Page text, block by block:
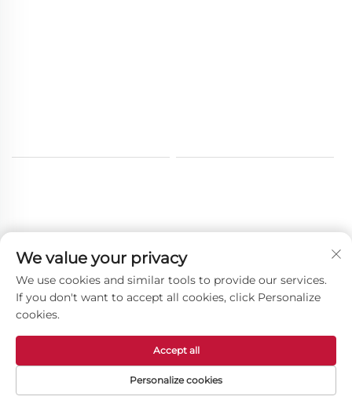
We value your privacy
We use cookies and similar tools to provide our services.
If you don't want to accept all cookies, click Personalize
cookies.
Personalize cookies
Accept all